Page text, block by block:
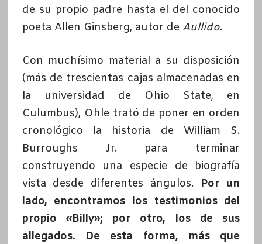
de su propio padre hasta el del conocido
poeta Allen Ginsberg, autor de Aullido.
Con muchísimo material a su disposición
(más de trescientas cajas almacenadas en
la universidad de Ohio State, en
Culumbus), Ohle trató de poner en orden
cronológico la historia de William S.
Burroughs Jr. para terminar
construyendo una especie de biografía
vista desde diferentes ángulos. Por un
lado, encontramos los testimonios del
propio «Billy»; por otro, los de sus
allegados. De esta forma, más que